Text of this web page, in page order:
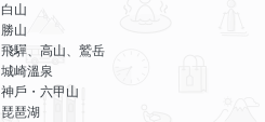
白山
勝山
飛驒、高山、鷲岳
城崎溫泉
神戶・六甲山
琵琶湖